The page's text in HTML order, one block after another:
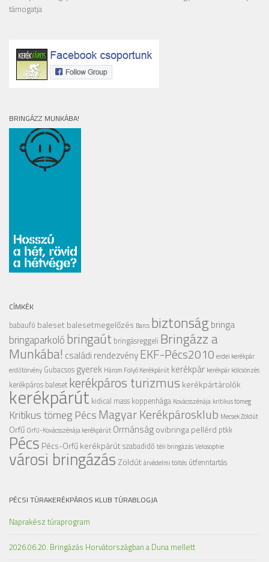
támogatja
BRINGÁZZ MUNKÁBA!
CÍMKÉK
babaufó balesetbalesetmegelőzés Barcs biztonságbringa
bringaparkolóbringaút bringásreggeli Bringázz a
Munkába! családi rendezvényEKF-Pécs2010 erdei kerékpár
erdőtörvény Gubacsos gyerek Három Folyó Kerékpárút kerékpár kerékpár kölcsönzés
kerékpáros baleset kerékpáros turizmus kerékpártárolók
kerékpárút kidical mass koppenhága Kovácsszénája kritikus tömeg
Kritikus tömeg PécsMagyar Kerékpárosklub Mecsek Zöldút
Orfű Orfű-Kovácsszénája kerékpárút Ormánságovibringapellérd ptkk
Pécs Pécs-Orfű kerékpárútszabadidő téli bringázásVelosophie
városi bringázás Zöldútárvédelmi töltés útfenntartás
PÉCSI TÚRAKERÉKPÁROS KLUB TÚRABLOGJA
Naprakész túraprogram
2026.06.20. Bringázás Horvátországban a Duna mellett